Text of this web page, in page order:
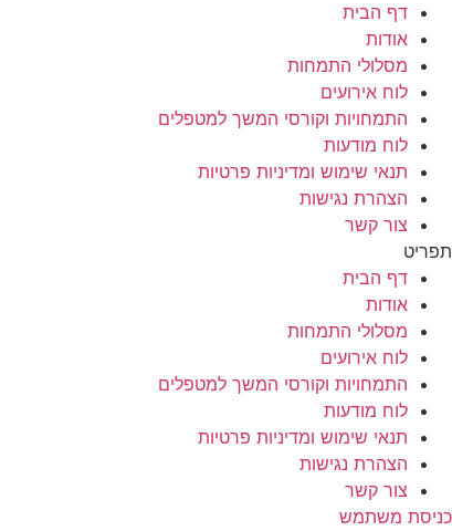
דף הבית
אודות
מסלולי התמחות
לוח אירועים
התמחויות וקורסי המשך למטפלים
לוח מודעות
תנאי שימוש ומדיניות פרטיות
הצהרת נגישות
צור קשר
תפריט
דף הבית
אודות
מסלולי התמחות
לוח אירועים
התמחויות וקורסי המשך למטפלים
לוח מודעות
תנאי שימוש ומדיניות פרטיות
הצהרת נגישות
צור קשר
כניסת משתמש